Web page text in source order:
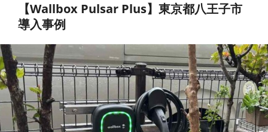
【Wallbox Pulsar Plus】東京都八王子市
導入事例